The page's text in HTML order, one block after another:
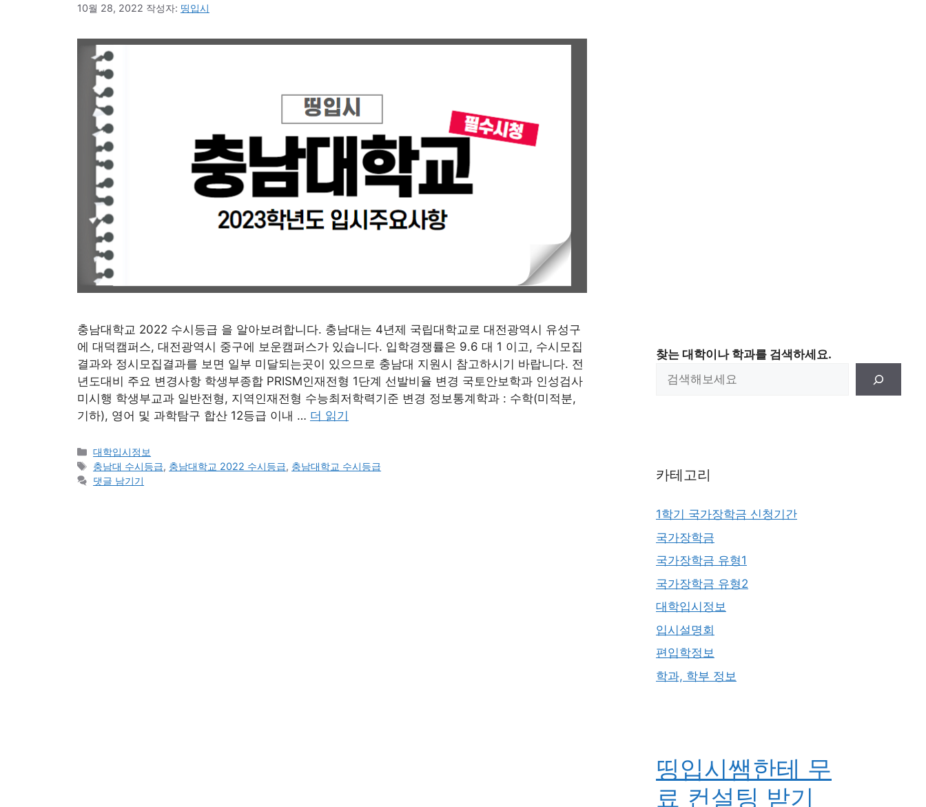
10월 28, 2022 작성자: 띵입시
충남대학교 2022 수시등급 을 알아보려합니다. 충남대는 4년제 국립대학교로 대전광역시 유성구
에 대덕캠퍼스, 대전광역시 중구에 보운캠퍼스가 있습니다. 입학경쟁률은 9.6 대 1 이고, 수시모집
결과와 정시모집결과를 보면 일부 미달되는곳이 있으므로 충남대 지원시 참고하시기 바랍니다. 전
년도대비 주요 변경사항 학생부종합 PRISM인재전형 1단계 선발비율 변경 국토안보학과 인성검사
미시행 학생부교과 일반전형, 지역인재전형 수능최저학력기준 변경 정보통계학과 : 수학(미적분,
기하), 영어 및 과학탐구 합산 12등급 이내 … 더 읽기
카
테
고
대학입시정보
태
그
충남대 수시등급, 충남대학교 2022 수시등급, 충남대학교 수시등급
댓글 남기기
찾는 대학이나 학과를 검색하세요.
카테고리
1학기 국가장학금 신청기간
국가장학금
국가장학금 유형1
국가장학금 유형2
대학입시정보
입시설명회
편입학정보
학과, 학부 정보
띵입시쌤한테 무
료 컨설팅 받기